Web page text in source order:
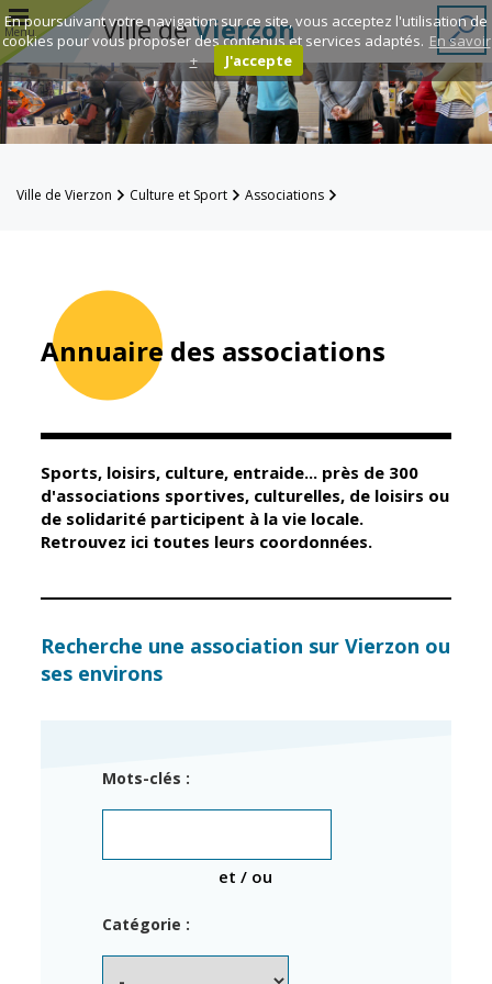
Menu Ville deVierzon
Annuaire des
associations
Espace
Famille
Contacts
Mairie
Élus
Municipal
Services de la
Ville
Cimetières
Titres
État civil
Enfance et
éducation
Guichet unique
enfance
Ville de Vierzon Culture et Sport Associations
Annuaire des associations
Sports, loisirs, culture, entraide... près de 300
d'associations sportives, culturelles, de loisirs ou
de solidarité participent à la vie locale.
Retrouvez ici toutes leurs coordonnées.
Recherche une association sur Vierzon ou
ses environs
Mots-clés :
et / ou
Catégorie :
En poursuivant votre navigation sur ce site, vous acceptez l'utilisation de
cookies pour vous proposer des contenus et services adaptés. En savoir
+
J'accepte